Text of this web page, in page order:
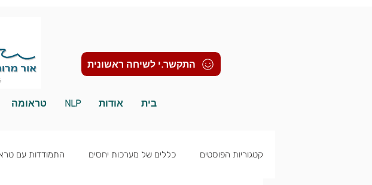
התקשר.י לשיחה ראשונית
בית אודות NLP טראומה
קטגוריות הפוסטים כללים של מערכות יחסים התמודדות עם